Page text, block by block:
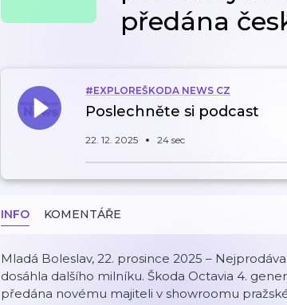
předána
#EXPLOREŠKODA NEWS CZ
Poslechněte si podcast
22. 12. 2025 24 sec
INFO KOMENTÁŘE
Mladá Boleslav, 22. prosince 2025 –
dosáhla dalšího milníku. Škoda Octavia 4.
předána novému majiteli v showroomu